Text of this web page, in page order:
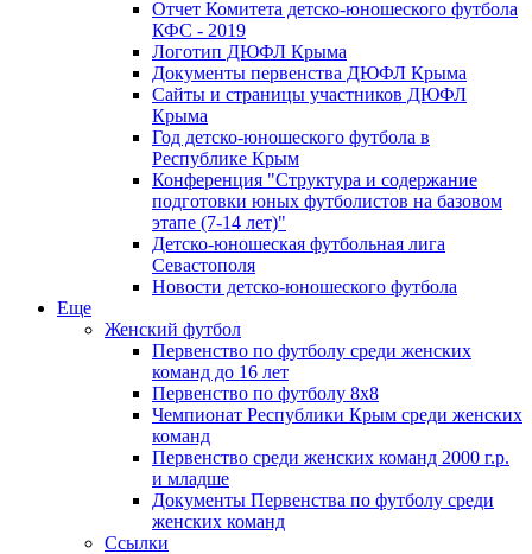
Отчет Комитета детско-юношеского футбола
КФС - 2019
Логотип ДЮФЛ Крыма
Документы первенства ДЮФЛ Крыма
Сайты и страницы участников ДЮФЛ
Крыма
Год детско-юношеского футбола в
Республике Крым
Конференция "Структура и содержание
подготовки юных футболистов на базовом
этапе (7-14 лет)"
Детско-юношеская футбольная лига
Севастополя
Новости детско-юношеского футбола
Еще
Женский футбол
Первенство по футболу среди женских
команд до 16 лет
Первенство по футболу 8х8
Чемпионат Республики Крым среди женских
команд
Первенство среди женских команд 2000 г.р.
и младше
Документы Первенства по футболу среди
женских команд
Ссылки